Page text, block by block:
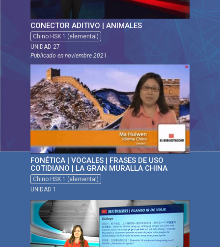
CONECTOR ADITIVO | ANIMALES
Chino HSK 1 (elemental)
UNIDAD 27
Publicado ennoviembre 2021
FONÉTICA | VOCALES | FRASES DE USO
COTIDIANO | LA GRAN MURALLA CHINA
Chino HSK 1 (elemental)
UNIDAD 1